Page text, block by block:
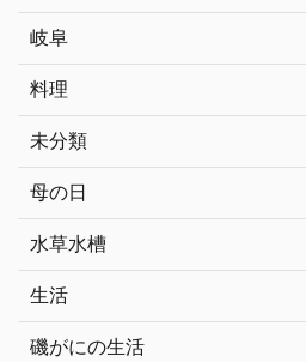
岐阜
料理
未分類
母の日
水草水槽
生活
磯がにの生活